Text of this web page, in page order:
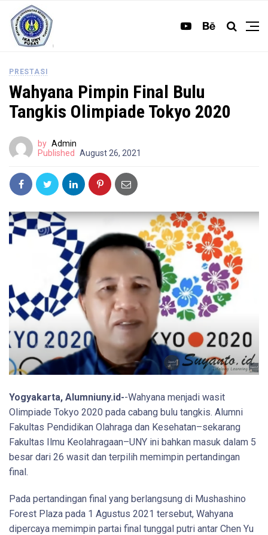
PRESTASI
Wahyana Pimpin Final Bulu
Tangkis Olimpiade Tokyo 2020
by Admin
Published
August 26, 2021
Yogyakarta, Alumniuny.id--Wahyana menjadi wasit
Olimpiade Tokyo 2020 pada cabang bulu tangkis. Alumni
Fakultas Pendidikan Olahraga dan Kesehatan–sekarang
Fakultas Ilmu Keolahragaan–UNY ini bahkan masuk dalam 5
besar dari 26 wasit dan terpilih memimpin pertandingan
final.
Pada pertandingan final yang berlangsung di Mushashino
Forest Plaza pada 1 Agustus 2021 tersebut, Wahyana
dipercaya memimpin partai final tunggal putri antar Chen Yu